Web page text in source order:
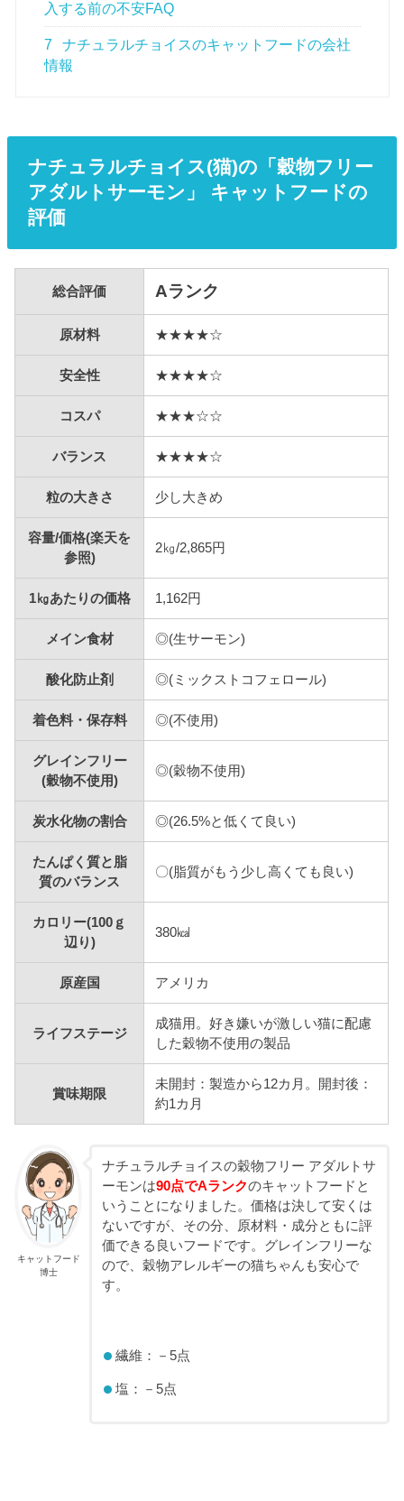
入する前の不安FAQ
7
ナチュラルチョイスのキャットフードの会社
情報
ナチュラルチョイス(猫)の「穀物フリー
アダルトサーモン」 キャットフードの
評価
総合評価 Aランク
原材料 ★★★★☆
安全性 ★★★★☆
コスパ ★★★☆☆
バランス ★★★★☆
粒の大きさ 少し大きめ
容量/価格(楽天を
参照)
2㎏/2,865円
1㎏あたりの価格 1,162円
メイン食材 ◎(生サーモン)
酸化防止剤 ◎(ミックストコフェロール)
着色料・保存料 ◎(不使用)
グレインフリー
(穀物不使用)
◎(穀物不使用)
炭水化物の割合 ◎(26.5%と低くて良い)
たんぱく質と脂
質のバランス
〇(脂質がもう少し高くても良い)
カロリー(100ｇ
辺り)
380㎉
原産国 アメリカ
ライフステージ
成猫用。好き嫌いが激しい猫に配慮
した穀物不使用の製品
賞味期限
未開封：製造から12カ月。開封後：
約1カ月
キャットフード
博士
ナチュラルチョイスの穀物フリー アダルトサ
ーモンは90点でAランクのキャットフードと
いうことになりました。価格は決して安くは
ないですが、その分、原材料・成分ともに評
価できる良いフードです。グレインフリーな
ので、穀物アレルギーの猫ちゃんも安心で
す。
繊維：－5点
塩：－5点